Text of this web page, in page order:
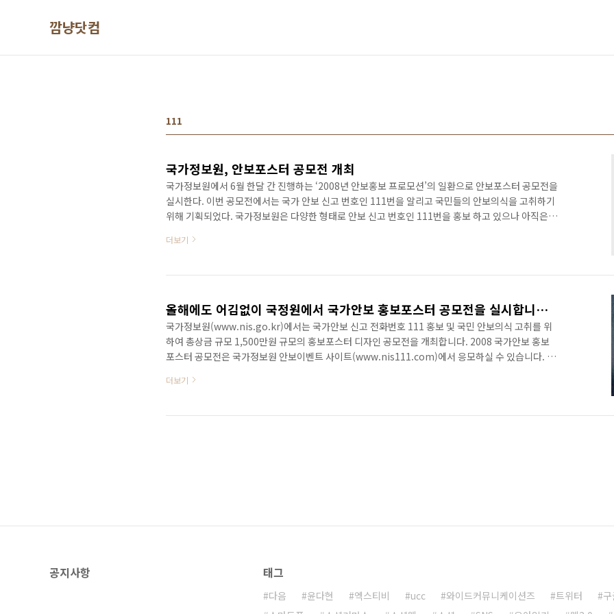
깜냥닷컴
111
국가정보원, 안보포스터 공모전 개최
국가정보원에서 6월 한달 간 진행하는 ‘2008년 안보홍보 프로모션’의 일환으로 안보포스터 공모전을
실시한다. 이번 공모전에서는 국가 안보 신고 번호인 111번을 알리고 국민들의 안보의식을 고취하기
위해 기획되었다. 국가정보원은 다양한 형태로 안보 신고 번호인 111번을 홍보 하고 있으나 아직은
국민의 머릿속에 인식 되기를 바란다고 했다. 또한 날로 다양해지고 치밀해지는 안보 및 산업기술 유
안보포스터 공모전을 준비하게 되었다고 한다. 안보포스터 공모전은 6월 1일부터 7월 10일까지
더보기
올해에도 어김없이 국정원에서 국가안보 홍보포스터 공모전을 실시합니다!!!
국가정보원(www.nis.go.kr)에서는 국가안보 신고 전화번호 111 홍보 및 국민 안보의식 고취를 위
하여 총상금 규모 1,500만원 규모의 홍보포스터 디자인 공모전을 개최합니다. 2008 국가안보 홍보
포스터 공모전은 국가정보원 안보이벤트 사이트(www.nis111.com)에서 응모하실 수 있습니다. 국
기다려주세요! 공모전에 관심 있는 분들의 많은 참여 부탁 드립니다. 1등 상금이 무려 700만원입니다
터공모전 관련하여 좋은 정보가 될 수 있을 거라고 생각합니다. 참고로, 제일 아래의 문의 전화로 전화
더보기
공지사항 태그
다음 윤다현 엑스티비 ucc 와이드커뮤니케이션즈 트위터